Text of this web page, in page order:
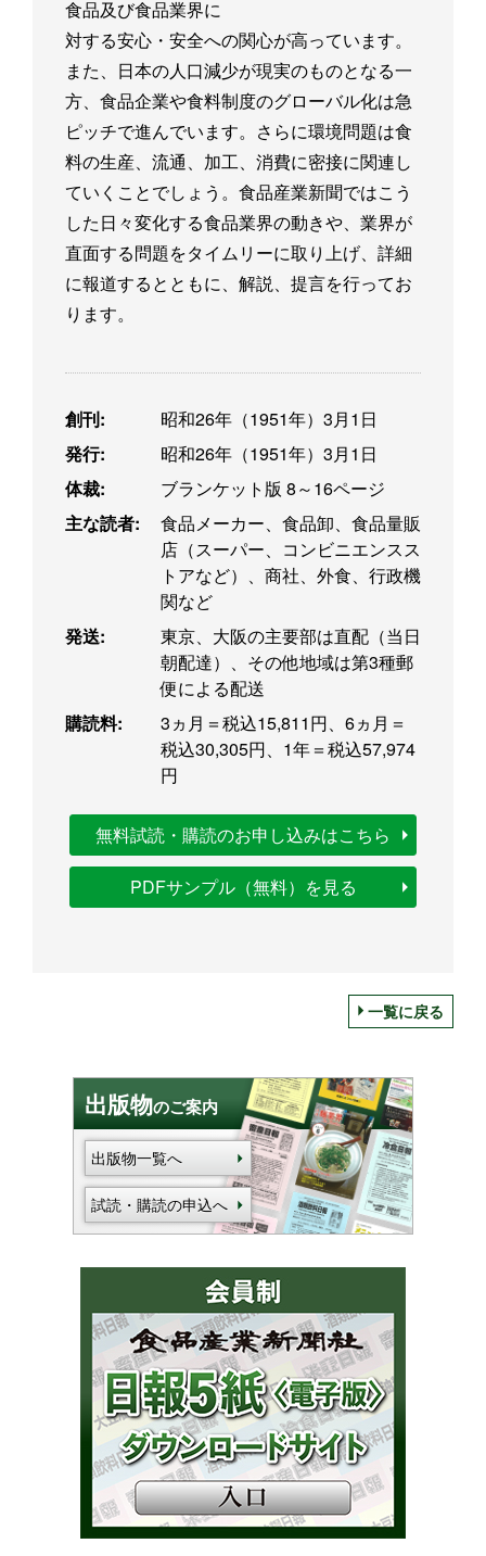
食品及び食品業界に
対する安心・安全への関心が高っています。
また、日本の人口減少が現実のものとなる一
方、食品企業や食料制度のグローバル化は急
ピッチで進んでいます。さらに環境問題は食
料の生産、流通、加工、消費に密接に関連し
ていくことでしょう。食品産業新聞ではこう
した日々変化する食品業界の動きや、業界が
直面する問題をタイムリーに取り上げ、詳細
に報道するとともに、解説、提言を行ってお
ります。
創刊:
昭和26年（1951年）3月1日
発行:
昭和26年（1951年）3月1日
体裁:
ブランケット版 8～16ページ
主な読者:
食品メーカー、食品卸、食品量販
店（スーパー、コンビニエンスス
トアなど）、商社、外食、行政機
関など
発送:
東京、大阪の主要部は直配（当日
朝配達）、その他地域は第3種郵
便による配送
購読料:
3ヵ月＝税込15,811円、6ヵ月＝
税込30,305円、1年＝税込57,974
円
無料試読・購読のお申し込みはこちら
PDFサンプル（無料）を見る
一覧に戻る
出版物のご案内
出版物一覧へ
試読・購読の申込へ